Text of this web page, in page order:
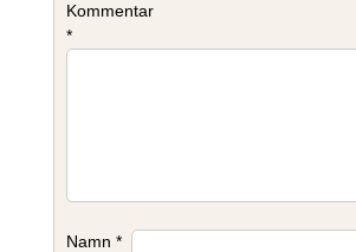
Kommentar
*
Namn *